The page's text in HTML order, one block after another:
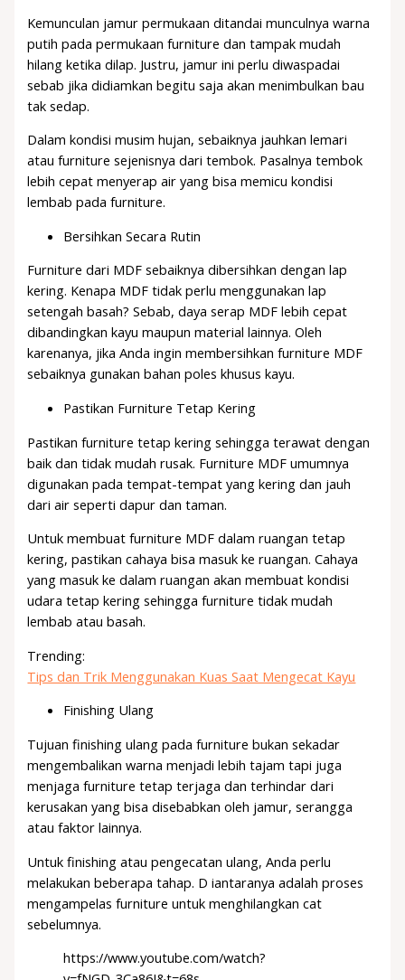
Kemunculan jamur permukaan ditandai munculnya warna
putih pada permukaan furniture dan tampak mudah
hilang ketika dilap. Justru, jamur ini perlu diwaspadai
sebab jika didiamkan begitu saja akan menimbulkan bau
tak sedap.
Dalam kondisi musim hujan, sebaiknya jauhkan lemari
atau furniture sejenisnya dari tembok. Pasalnya tembok
lebih cepat menyerap air yang bisa memicu kondisi
lembab pada furniture.
Bersihkan Secara Rutin
Furniture dari MDF sebaiknya dibersihkan dengan lap
kering. Kenapa MDF tidak perlu menggunakan lap
setengah basah? Sebab, daya serap MDF lebih cepat
dibandingkan kayu maupun material lainnya. Oleh
karenanya, jika Anda ingin membersihkan furniture MDF
sebaiknya gunakan bahan poles khusus kayu.
Pastikan Furniture Tetap Kering
Pastikan furniture tetap kering sehingga terawat dengan
baik dan tidak mudah rusak. Furniture MDF umumnya
digunakan pada tempat-tempat yang kering dan jauh
dari air seperti dapur dan taman.
Untuk membuat furniture MDF dalam ruangan tetap
kering, pastikan cahaya bisa masuk ke ruangan. Cahaya
yang masuk ke dalam ruangan akan membuat kondisi
udara tetap kering sehingga furniture tidak mudah
lembab atau basah.
Trending:
Tips dan Trik Menggunakan Kuas Saat Mengecat Kayu
Finishing Ulang
Tujuan finishing ulang pada furniture bukan sekadar
mengembalikan warna menjadi lebih tajam tapi juga
menjaga furniture tetap terjaga dan terhindar dari
kerusakan yang bisa disebabkan oleh jamur, serangga
atau faktor lainnya.
Untuk finishing atau pengecatan ulang, Anda perlu
melakukan beberapa tahap. D iantaranya adalah proses
mengampelas furniture untuk menghilangkan cat
sebelumnya.
https://www.youtube.com/watch?